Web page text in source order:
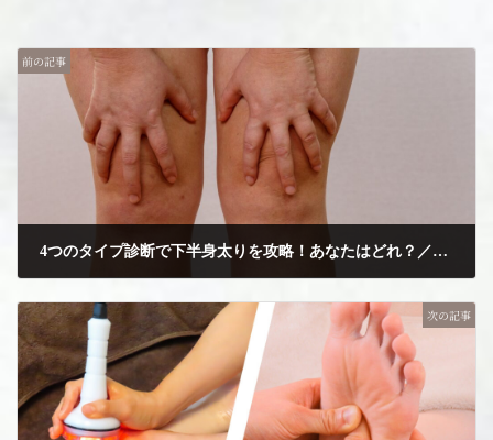
前の記事
4つのタイプ診断で下半身太りを攻略！あなたはどれ？／中野の脚やせ専門プライベートサロンB-CHERISH
次の記事